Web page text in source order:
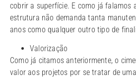
cobrir a superfície. E como já falamos
estrutura não demanda tanta
anos como qualquer outro tipo de
Valorização
Como já citamos anteriormente, o
valor aos projetos por se tratar de